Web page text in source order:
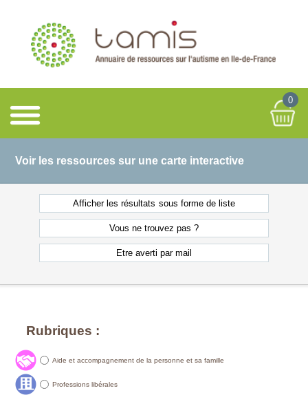
0
Voir les ressources sur une carte interactive
Afficher les résultats sous forme de liste
Vous ne trouvez pas ?
Etre averti par mail
Rubriques :
Aide et accompagnement de la personne et sa famille
Professions libérales